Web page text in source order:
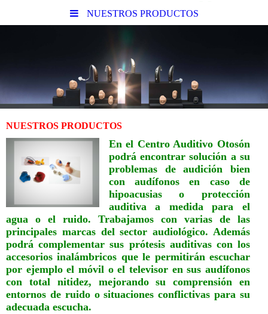
NUESTROS PRODUCTOS
NUESTROS PRODUCTOS
En el Centro Auditivo Otosón
podrá encontrar solución a su
problemas de audición bien
con audífonos en caso de
hipoacusias o protección
auditiva a medida para el
agua o el ruido. Trabajamos con varias de las
principales marcas del sector audiológico. Además
podrá complementar sus prótesis auditivas con los
accesorios inalámbricos que le permitirán escuchar
por ejemplo el móvil o el televisor en sus audífonos
con total nitidez, mejorando su comprensión en
entornos de ruido o situaciones conflictivas para su
adecuada escucha.